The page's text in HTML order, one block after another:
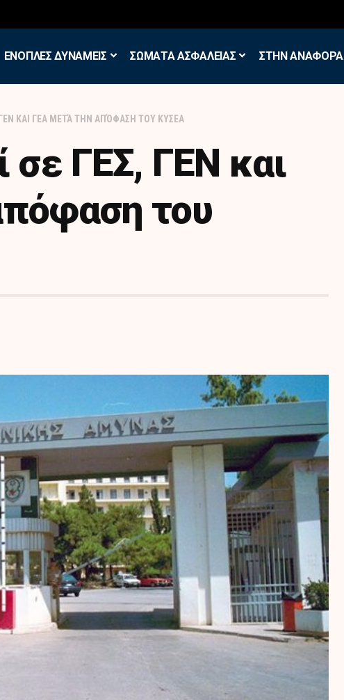
ΕΝΟΠΛΕΣ ΔΥΝΑΜΕΙΣ ΣΩΜΑΤΑ ΑΣΦΑΛΕΙΑΣ ΣΤΗΝ ΑΝΑΦΟΡΑ
ΓΕΝ ΚΑΙ ΓΕΑ ΜΕΤΆ ΤΗΝ ΑΠΌΦΑΣΗ ΤΟΥ ΚΥΣΕΑ
σε ΓΕΣ, ΓΕΝ και
του